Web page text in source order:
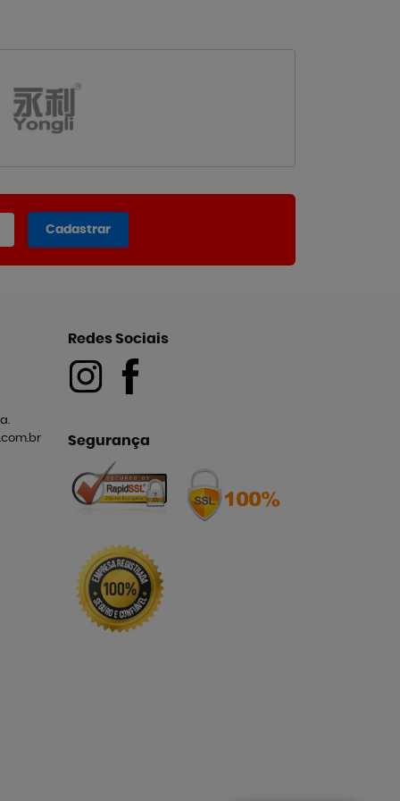
Cadastrar
Redes Sociais
Segurança